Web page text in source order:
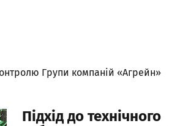
Групи компаній «Агрейн»
Підхід до технічного